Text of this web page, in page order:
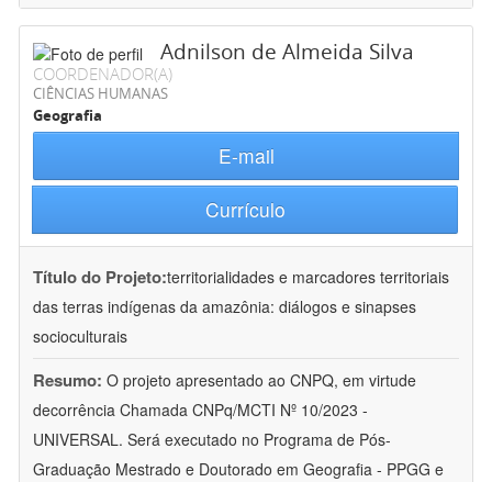
Adnilson de Almeida Silva
COORDENADOR(A)
CIÊNCIAS HUMANAS
Geografia
E-mail
Currículo
Título do Projeto:territorialidades e marcadores territoriais
das terras indígenas da amazônia: diálogos e sinapses
socioculturais
Resumo: O projeto apresentado ao CNPQ, em virtude
decorrência Chamada CNPq/MCTI Nº 10/2023 -
UNIVERSAL. Será executado no Programa de Pós-
Graduação Mestrado e Doutorado em Geografia - PPGG e